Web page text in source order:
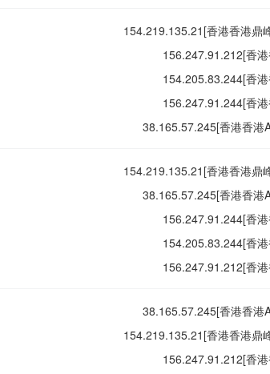
154.219.135.21[香港香港鼎
156.247.91.212[香
154.205.83.244[香
156.247.91.244[香
38.165.57.245[香港香港
154.219.135.21[香港香港鼎
38.165.57.245[香港香港
156.247.91.244[香
154.205.83.244[香
156.247.91.212[香
38.165.57.245[香港香港
154.219.135.21[香港香港鼎
156.247.91.212[香